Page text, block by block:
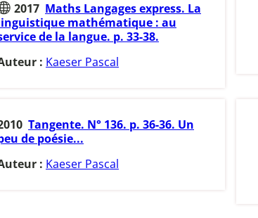
2017 Maths Langages express. La
mathématique : au
de la langue. p. 33-38.
: Kaeser Pascal
Tangente. N° 136. p. 36-36. Un
de poésie...
: Kaeser Pascal